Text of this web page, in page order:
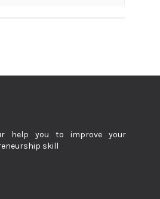
help you to improve your
skill